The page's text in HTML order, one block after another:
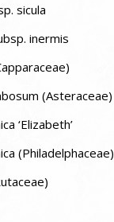
sicula
inermis
(Asteraceae)
‘Elizabeth’
(Philadelphaceae)